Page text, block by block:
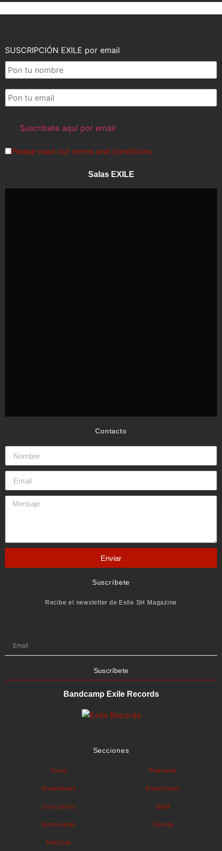
SUSCRIPCIÓN EXILE por email
Please read our terms and conditions
Salas EXILE
Contacto
Enviar
Suscríbete
Recibe el newsletter de Exile SH Magazine
Suscríbete
Bandcamp Exile Records
Secciones
Inicio
Novedades
Conciertos
Entrevistas
Noticias
Podcasts
Especiales
Staff
Tienda